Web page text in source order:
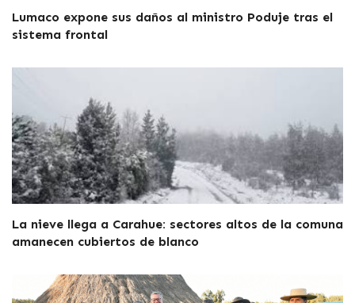
Lumaco expone sus daños al ministro Poduje tras el
sistema frontal
La nieve llega a Carahue: sectores altos de la comuna
amanecen cubiertos de blanco